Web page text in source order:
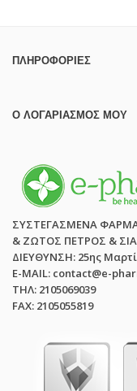
ΠΛΗΡΟΦΟΡΊΕΣ
Ο ΛΟΓΑΡΙΑΣΜΌΣ ΜΟΥ
ΣΥΣΤΕΓΑΣΜΕΝΑ
& ΖΩΤΟΣ ΠΕΤΡΟΣ &
ΔΙΕΥΘΥΝΣΗ: 25ης
E-MAIL: contact@e-
ΤΗΛ: 2105069039
FAX: 2105055819